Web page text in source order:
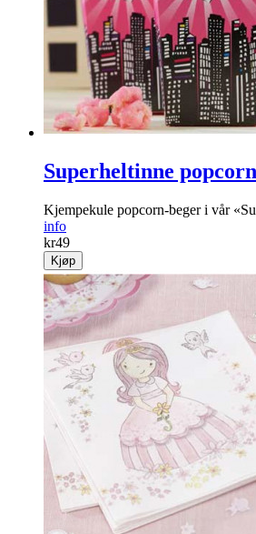
Superheltinne
Kjempekule popcorn-beger i vår
info
kr49
Kjøp